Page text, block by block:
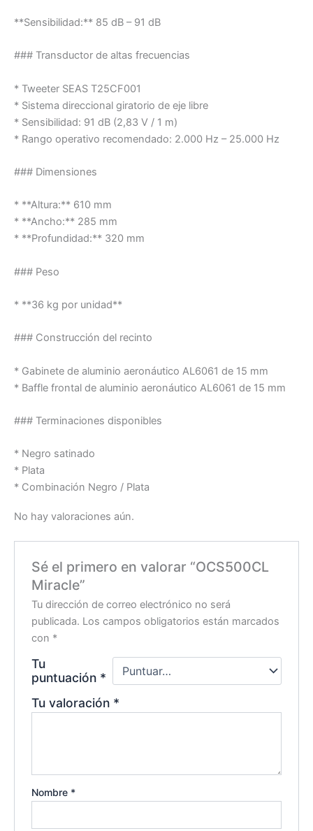
**Sensibilidad:** 85 dB – 91 dB
### Transductor de altas frecuencias
* Tweeter SEAS T25CF001
* Sistema direccional giratorio de eje libre
* Sensibilidad: 91 dB (2,83 V / 1 m)
* Rango operativo recomendado: 2.000 Hz – 25.000 Hz
### Dimensiones
* **Altura:** 610 mm
* **Ancho:** 285 mm
* **Profundidad:** 320 mm
### Peso
* **36 kg por unidad**
### Construcción del recinto
* Gabinete de aluminio aeronáutico AL6061 de 15 mm
* Baffle frontal de aluminio aeronáutico AL6061 de 15 mm
### Terminaciones disponibles
* Negro satinado
* Plata
* Combinación Negro / Plata
No hay valoraciones aún.
Sé el primero en valorar “OCS500CL
Miracle”
Tu dirección de correo electrónico no será
publicada. Los campos obligatorios están marcados
con *
Tu
puntuación *
Tu valoración *
Nombre *